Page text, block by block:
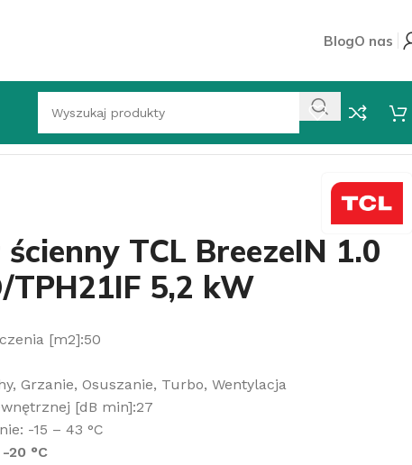
BlogO nas
TPH21IF 5,2 kW
TCL BreezeIN 1.0
TPH21IF 5,2 kW
[m2]:50
Grzanie, Osuszanie, Turbo, Wentylacja
[dB min]:27
-15 – 43 °C
-20 °C